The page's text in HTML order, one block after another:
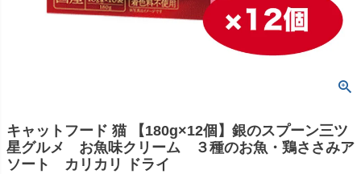
キャットフード 猫 【180g×12個】銀のスプーン三ツ
星グルメ お魚味クリーム ３種のお魚・鶏ささみア
ソート カリカリ ドライ